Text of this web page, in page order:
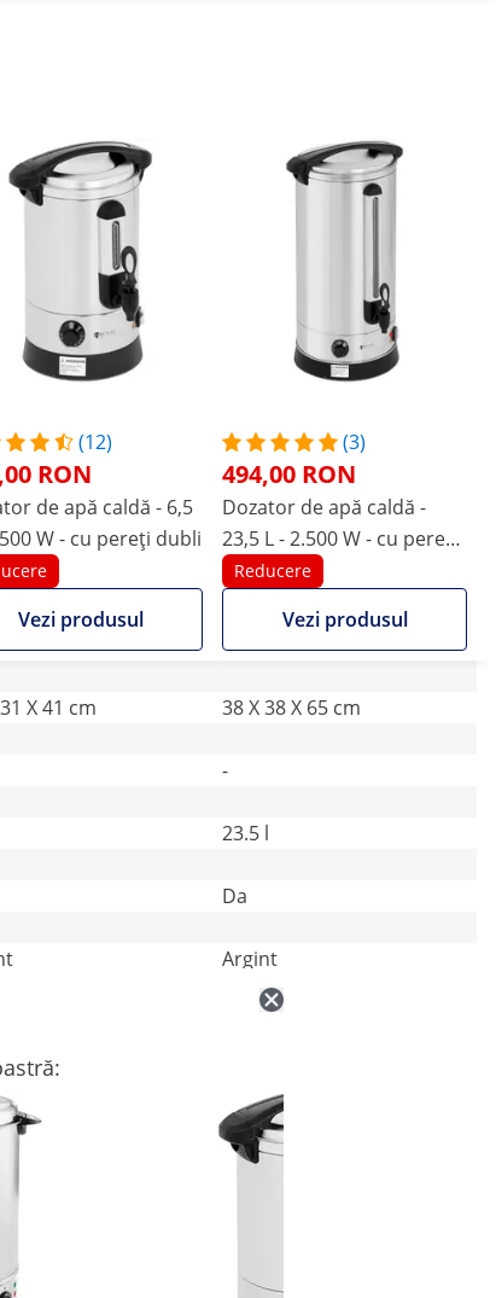
(12)
RON
de apă caldă - 6,5
W - cu pereți dubli
Vezi produsul
(3)
494,00 RON
Dozator de apă caldă -
23,5 L - 2.500 W - cu pereți
dubli
Reducere
Vezi produsul
X 41 cm
38 X 38 X 65 cm
-
23.5 l
Da
Argint